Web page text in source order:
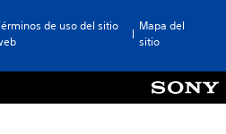
de uso del sitio
Mapa del
sitio